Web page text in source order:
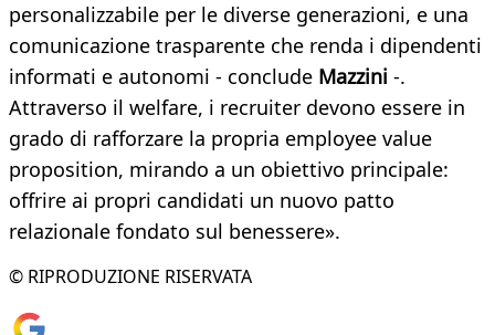
personalizzabile per le diverse generazioni, e una
comunicazione trasparente che renda i dipendenti
informati e autonomi - conclude Mazzini -.
Attraverso il welfare, i recruiter devono essere in
grado di rafforzare la propria employee value
proposition, mirando a un obiettivo principale:
offrire ai propri candidati un nuovo patto
relazionale fondato sul benessere».
© RIPRODUZIONE RISERVATA